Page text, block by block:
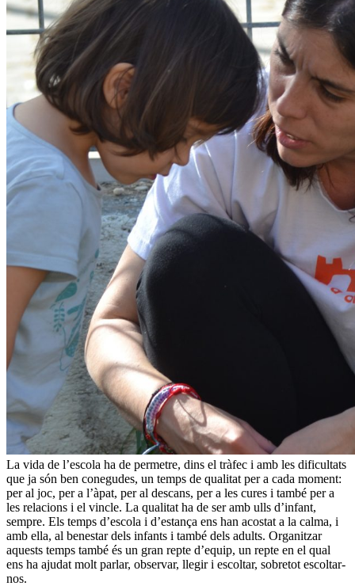
La vida de l’escola ha de permetre, dins el tràfec i amb les dificultats
que ja són ben conegudes, un temps de qualitat per a cada moment:
per al joc, per a l’àpat, per al descans, per a les cures i també per a
les relacions i el vincle. La qualitat ha de ser amb ulls d’infant,
sempre. Els temps d’escola i d’estança ens han acostat a la calma, i
amb ella, al benestar dels infants i també dels adults. Organitzar
aquests temps també és un gran repte d’equip, un repte en el qual
ens ha ajudat molt parlar, observar, llegir i escoltar, sobretot escoltar-
nos.